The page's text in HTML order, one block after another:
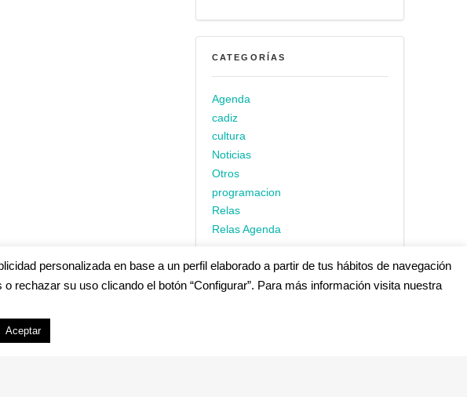
CATEGORÍAS
Agenda
cadiz
cultura
Noticias
Otros
programacion
Relas
Relas Agenda
personalizada en base a un perfil elaborado a partir de tus hábitos de navegación
rechazar su uso clicando el botón “Configurar”. Para más información visita nuestra
Aceptar